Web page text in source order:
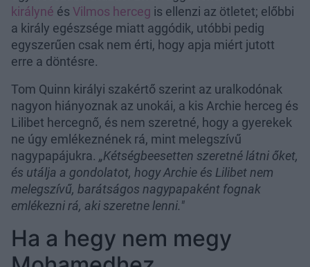
királyné és Vilmos herceg is ellenzi az ötletet; előbbi
a király egészsége miatt aggódik, utóbbi pedig
egyszerűen csak nem érti, hogy apja miért jutott
erre a döntésre.
Tom Quinn királyi szakértő szerint az uralkodónak
nagyon hiányoznak az unokái, a kis Archie herceg és
Lilibet hercegnő, és nem szeretné, hogy a gyerekek
ne úgy emlékeznének rá, mint melegszívű
nagypapájukra. „Kétségbeesetten szeretné látni őket,
és utálja a gondolatot, hogy Archie és Lilibet nem
melegszívű, barátságos nagypapaként fognak
emlékezni rá, aki szeretne lenni."
Ha a hegy nem megy